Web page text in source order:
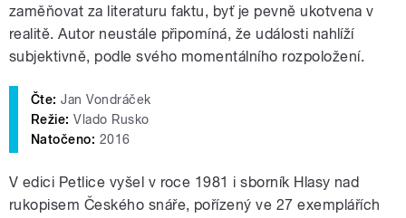
zaměňovat za literaturu faktu, byť je pevně ukotvena v
realitě. Autor neustále připomíná, že události nahlíží
subjektivně, podle svého momentálního rozpoložení.
Čte: Jan Vondráček
Režie: Vlado Rusko
Natočeno: 2016
V edici Petlice vyšel v roce 1981 i sborník Hlasy nad
rukopisem Českého snáře, pořízený ve 27 exemplářích